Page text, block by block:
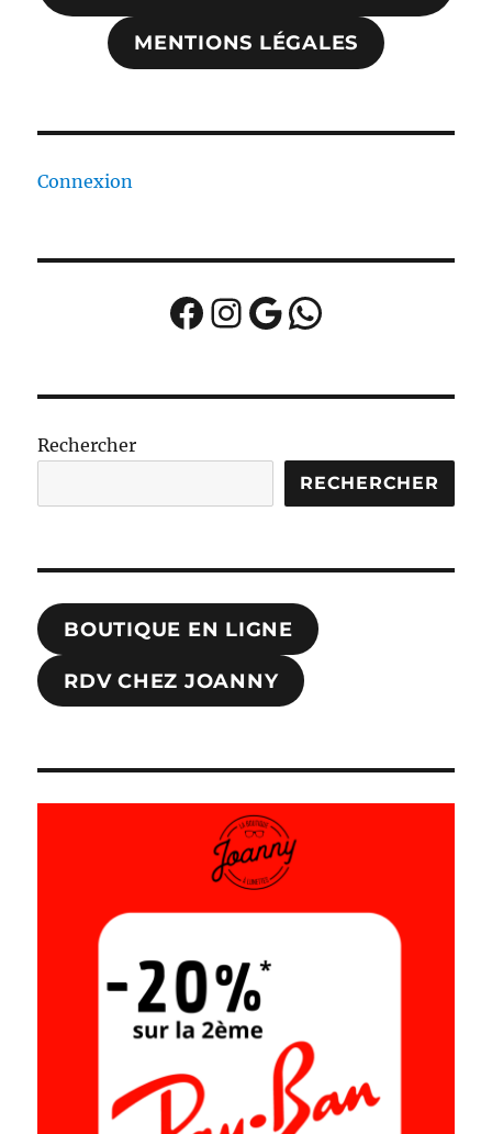
MENTIONS LÉGALES
Connexion
Facebook
Instagram
Google
WhatsApp
Rechercher
RECHERCHER
BOUTIQUE EN LIGNE
RDV CHEZ JOANNY